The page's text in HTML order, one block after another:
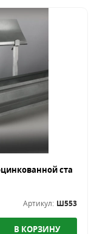
Артикул: Ш553